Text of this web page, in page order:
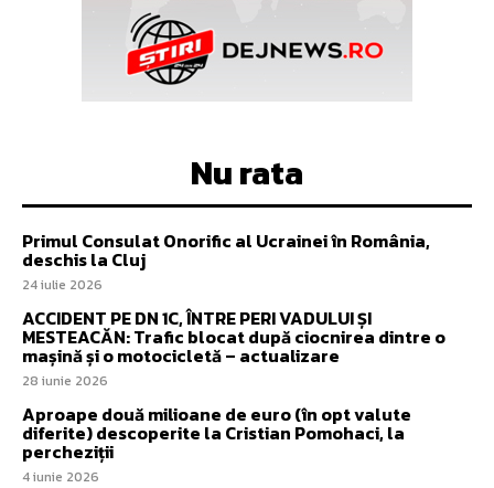
Nu rata
Primul Consulat Onorific al Ucrainei în România,
deschis la Cluj
24 iulie 2026
ACCIDENT PE DN 1C, ÎNTRE PERI VADULUI ȘI
MESTEACĂN: Trafic blocat după ciocnirea dintre o
mașină și o motocicletă – actualizare
28 iunie 2026
Aproape două milioane de euro (în opt valute
diferite) descoperite la Cristian Pomohaci, la
percheziții
4 iunie 2026